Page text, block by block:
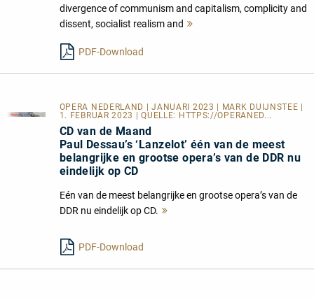
divergence of communism and capitalism, complicity and
dissent, socialist realism and
PDF-Download
OPERA NEDERLAND | JANUARI 2023 | MARK DUIJNSTEE |
1. FEBRUAR 2023 | QUELLE: HTTPS://OPERANED...
CD van de Maand
Paul Dessau’s ‘Lanzelot’ één van de meest
belangrijke en grootse opera’s van de DDR nu
eindelijk op CD
Eén van de meest belangrijke en grootse opera’s van de
DDR nu eindelijk op CD.
PDF-Download